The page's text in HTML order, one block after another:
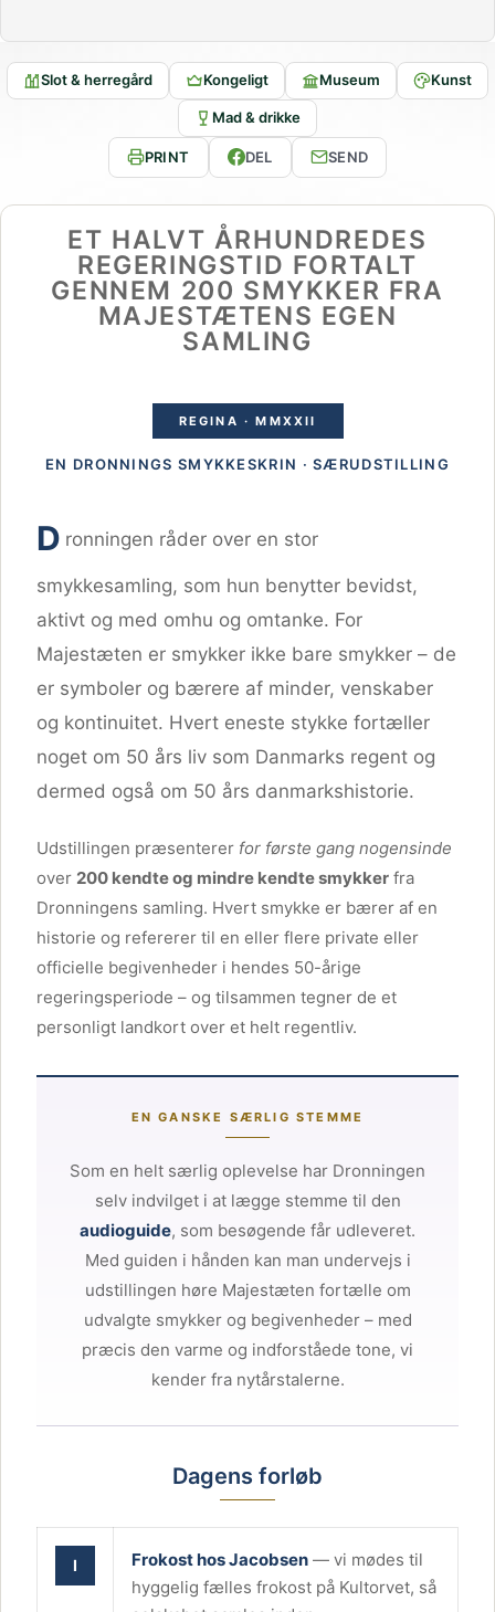
Slot & herregård Kongeligt Museum Kunst
Mad & drikke
PRINT DEL SEND
ET HALVT ÅRHUNDREDES
REGERINGSTID FORTALT
GENNEM 200 SMYKKER FRA
MAJESTÆTENS EGEN
SAMLING
REGINA · MMXXII
EN DRONNINGS SMYKKESKRIN · SÆRUDSTILLING
D ronningen råder over en stor
smykkesamling, som hun benytter bevidst,
aktivt og med omhu og omtanke. For
Majestæten er smykker ikke bare smykker – de
er symboler og bærere af minder, venskaber
og kontinuitet. Hvert eneste stykke fortæller
noget om 50 års liv som Danmarks regent og
dermed også om 50 års danmarkshistorie.
Udstillingen præsenterer for første gang nogensinde
over 200 kendte og mindre kendte smykker fra
Dronningens samling. Hvert smykke er bærer af en
historie og refererer til en eller flere private eller
officielle begivenheder i hendes 50-årige
regeringsperiode – og tilsammen tegner de et
personligt landkort over et helt regentliv.
EN GANSKE SÆRLIG STEMME
Som en helt særlig oplevelse har Dronningen
selv indvilget i at lægge stemme til den
audioguide, som besøgende får udleveret.
Med guiden i hånden kan man undervejs i
udstillingen høre Majestæten fortælle om
udvalgte smykker og begivenheder – med
præcis den varme og indforståede tone, vi
kender fra nytårstalerne.
Dagens forløb
I Frokost hos Jacobsen — vi mødes til
hyggelig fælles frokost på Kultorvet, så